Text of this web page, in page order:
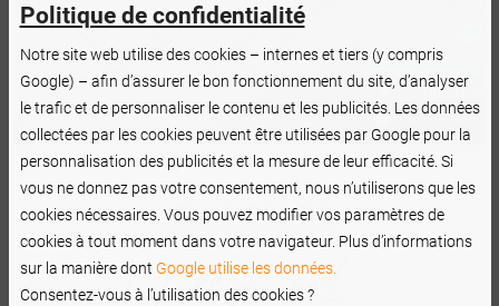
Politique de confidentialité
Notre site web utilise des cookies – internes et tiers (y compris
Google) – afin d’assurer le bon fonctionnement du site, d’analyser
le trafic et de personnaliser le contenu et les publicités. Les données
collectées par les cookies peuvent être utilisées par Google pour la
personnalisation des publicités et la mesure de leur efficacité. Si
vous ne donnez pas votre consentement, nous n’utiliserons que les
cookies nécessaires. Vous pouvez modifier vos paramètres de
cookies à tout moment dans votre navigateur. Plus d’informations
sur la manière dont Google utilise les données.
Consentez-vous à l’utilisation des cookies ?